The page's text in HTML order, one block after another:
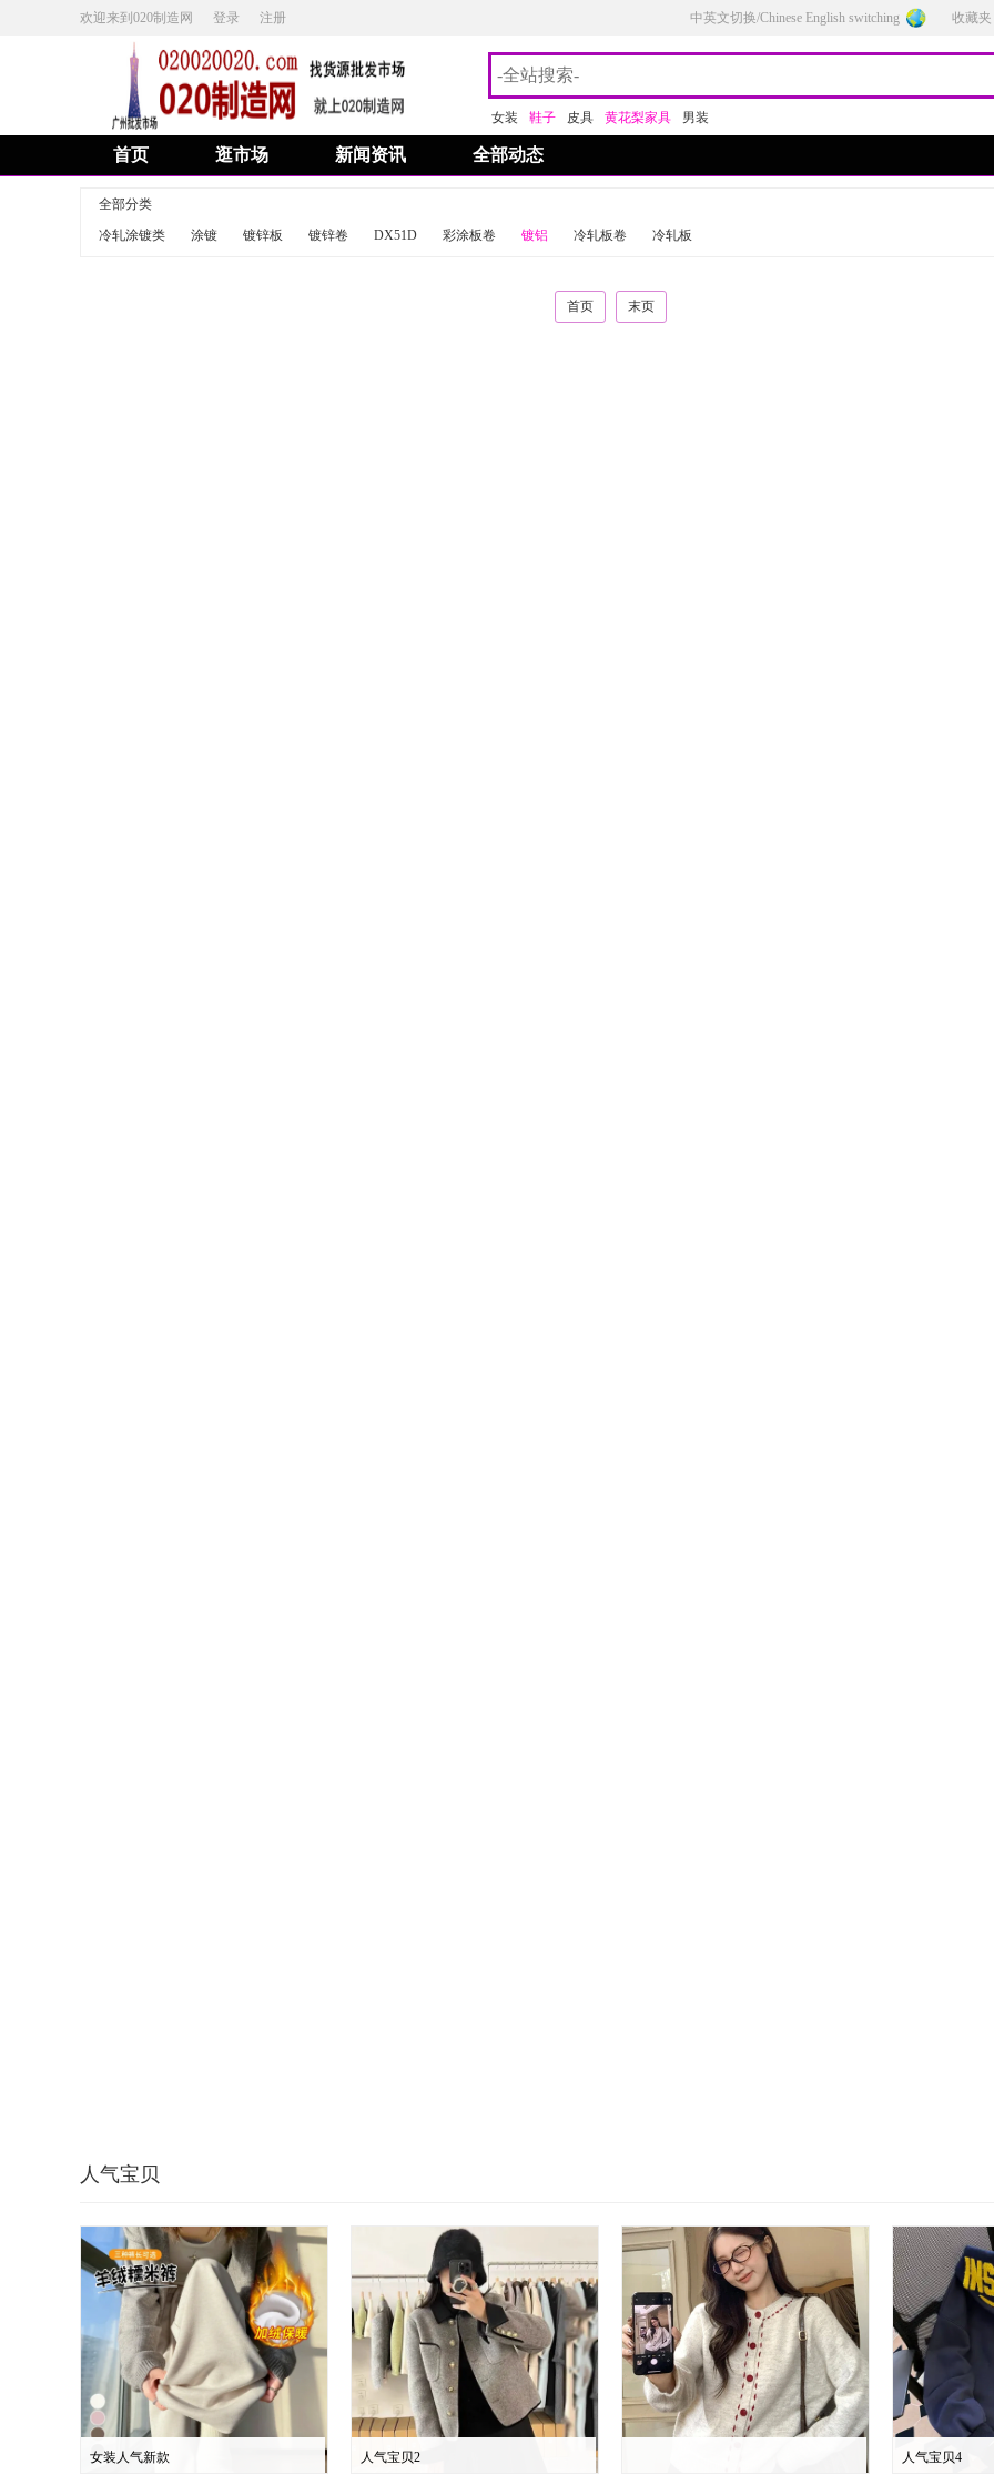
欢迎来到020制造网 登录 注册 中英文切换/Chinese English switching 收藏夹
女装 鞋子 皮具 黄花梨家具 男装
首页 逛市场 新闻资讯 全部动态
全部分类
冷轧涂镀类
涂镀 镀锌板 镀锌卷 DX51D 彩涂板卷 镀铝 冷轧板卷 冷轧板
首页 末页
人气宝贝
女装人气新款 人气宝贝2 人气宝贝4